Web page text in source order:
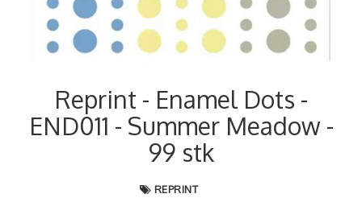
Reprint - Enamel Dots -
END011 - Summer Meadow -
99 stk
REPRINT